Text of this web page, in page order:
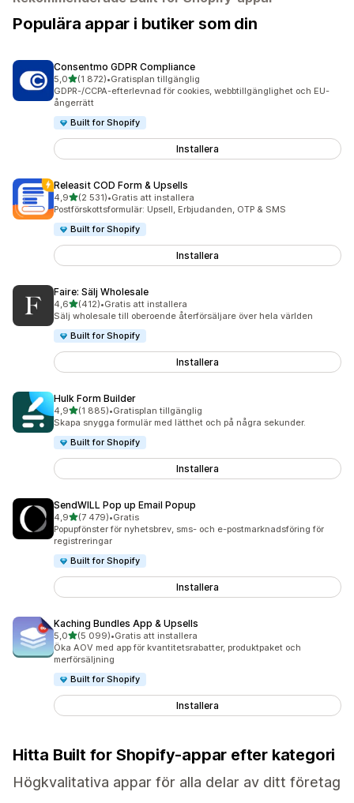
Populära appar i butiker som din
Consentmo GDPR Compliance
5,0av 5 stjärnor
(1 872)
1872 recensioner totalt
•Gratisplan tillgänglig
GDPR-/CCPA-efterlevnad för cookies, webbtillgänglighet och EU-
ångerrätt
Built for Shopify
Installera
Releasit COD Form & Upsells
4,9av 5 stjärnor
(2 531)
2531 recensioner totalt
•Gratis att installera
Postförskottsformulär: Upsell, Erbjudanden, OTP & SMS
Built for Shopify
Installera
Faire: Sälj Wholesale
4,6av 5 stjärnor
(412)
412 recensioner totalt
•Gratis att installera
Sälj wholesale till oberoende återförsäljare över hela världen
Built for Shopify
Installera
Hulk Form Builder
4,9av 5 stjärnor
(1 885)
1885 recensioner totalt
•Gratisplan tillgänglig
Skapa snygga formulär med lätthet och på några sekunder.
Built for Shopify
Installera
SendWILL Pop up Email Popup
4,9av 5 stjärnor
(7 479)
7479 recensioner totalt
•Gratis
Popupfönster för nyhetsbrev, sms- och e-postmarknadsföring för
registreringar
Built for Shopify
Installera
Kaching Bundles App & Upsells
5,0av 5 stjärnor
(5 099)
5099 recensioner totalt
•Gratis att installera
Öka AOV med app för kvantitetsrabatter, produktpaket och
merförsäljning
Built for Shopify
Installera
Hitta Built for Shopify-appar efter kategori
Högkvalitativa appar för alla delar av ditt företag